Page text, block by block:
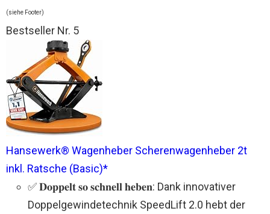
(siehe Footer)
Bestseller Nr. 5
Hansewerk® Wagenheber Scherenwagenheber 2t
inkl. Ratsche (Basic)*
✅ 𝐃𝐨𝐩𝐩𝐞𝐥𝐭 𝐬𝐨 𝐬𝐜𝐡𝐧𝐞𝐥𝐥 𝐡𝐞𝐛𝐞𝐧: Dank innovativer
Doppelgewindetechnik SpeedLift 2.0 hebt der